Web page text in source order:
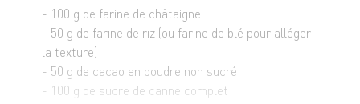
- 100 g de farine de châtaigne
- 50 g de farine de riz (ou farine de blé pour alléger
la texture)
- 50 g de cacao en poudre non sucré
- 100 g de sucre de canne complet